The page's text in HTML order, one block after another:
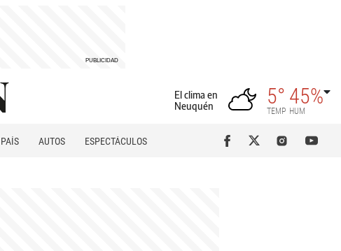
El clima en
Neuquén
5°
TEMP
45%
HUM
PAÍS AUTOS
ESPECTÁCULOS